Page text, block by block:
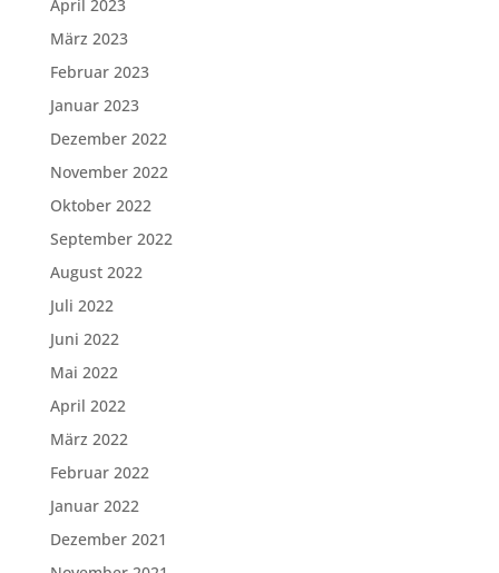
April 2023
März 2023
Februar 2023
Januar 2023
Dezember 2022
November 2022
Oktober 2022
September 2022
August 2022
Juli 2022
Juni 2022
Mai 2022
April 2022
März 2022
Februar 2022
Januar 2022
Dezember 2021